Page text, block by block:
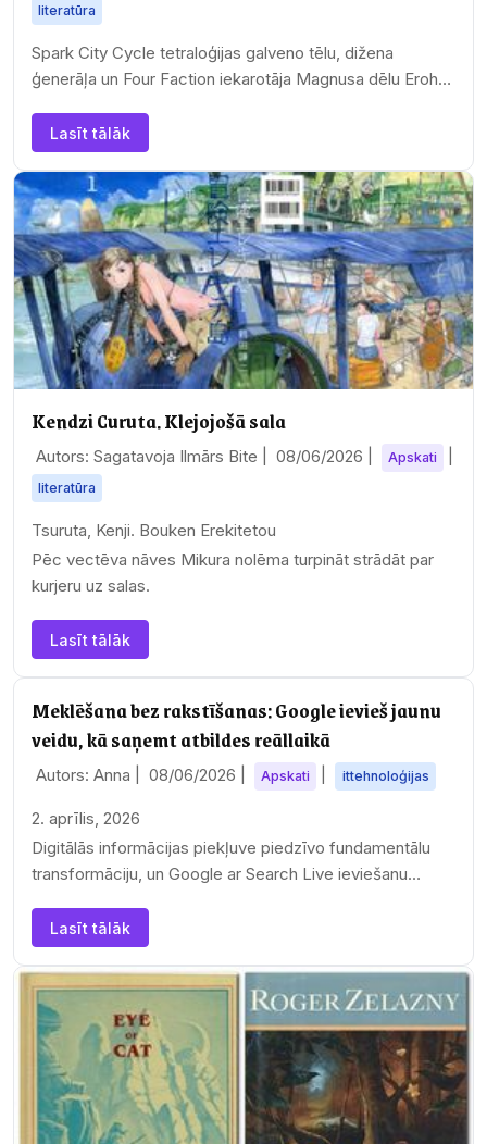
literatūra
Spark City Cycle tetraloģijas galveno tēlu, dižena
ģenerāļa un Four Faction iekarotāja Magnusa dēlu Erohu
Lasīt tālāk
Kendzi Curuta. Klejojošā sala
Autors: Sagatavoja Ilmārs Bite | 08/06/2026 Apskati
literatūra
Tsuruta, Kenji. Bouken Erekitetou
Pēc vectēva nāves Mikura nolēma turpināt strādāt par
kurjeru uz salas.
Lasīt tālāk
Meklēšana bez rakstīšanas: Google ievieš jaunu
veidu, kā saņemt atbildes reāllaikā
Autors: Anna | 08/06/2026 Apskati ittehnoloģijas
2. aprīlis, 2026
Digitālās informācijas piekļuve piedzīvo fundamentālu
transformāciju, un Google ar Search Live ieviešanu
Lasīt tālāk